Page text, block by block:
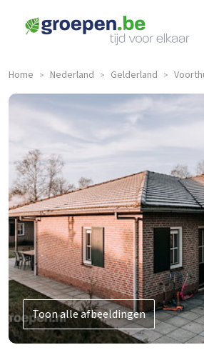
Home > Nederland > Gelderland >
Toon alle afbeeldingen